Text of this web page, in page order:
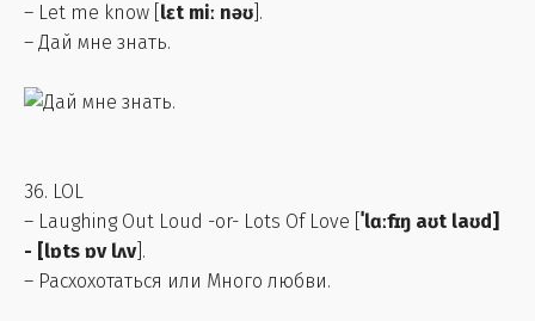
– Let me know [ lɛt miː nəʊ ].
– Дай мне знать.
36. LOL
– Laughing Out Loud -or- Lots Of Love [ ˈlɑːfɪŋ aʊt laʊd]
- [lɒts ɒv lʌv].
– Расхохотаться или Много любви.